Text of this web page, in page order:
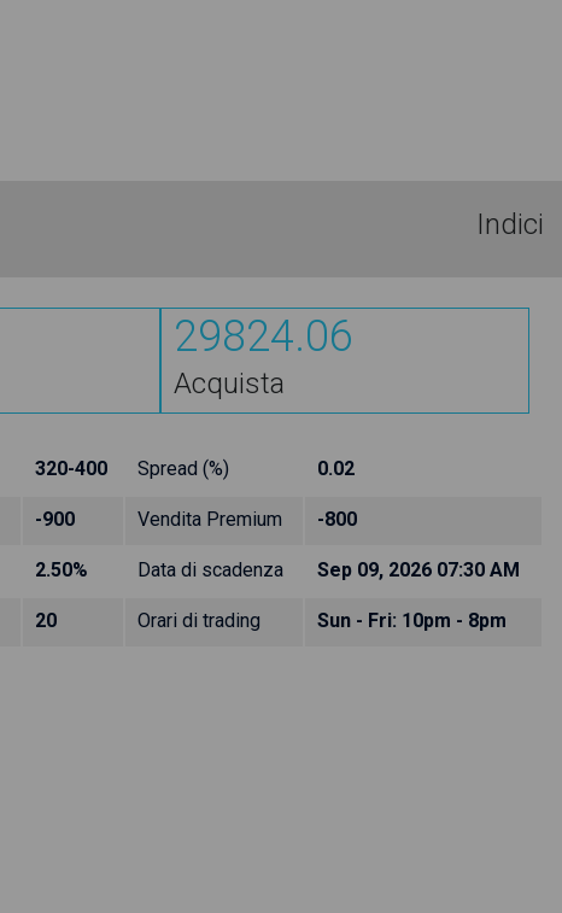
Indici
29824.06
Acquista
320-400 Spread (%) 0.02
-900 Vendita Premium -800
2.50% Data di scadenza Sep 09, 2026 07:30 AM
20 Orari di trading Sun - Fri: 10pm - 8pm